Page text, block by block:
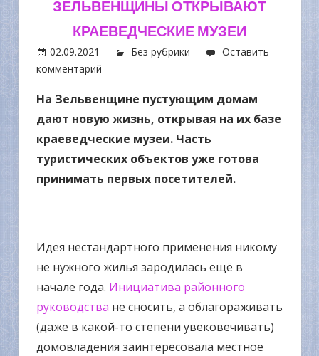
ЗЕЛЬВЕНЩИНЫ ОТКРЫВАЮТ
КРАЕВЕДЧЕСКИЕ МУЗЕИ
02.09.2021 Без рубрики
Оставить
комментарий
На Зельвенщине пустующим домам
дают новую жизнь, открывая на их базе
краеведческие музеи. Часть
туристических объектов уже готова
принимать первых посетителей.
Идея нестандартного применения никому
не нужного жилья зародилась ещё в
начале года. Инициатива районного
руководства не сносить, а облагораживать
(даже в какой-то степени увековечивать)
домовладения заинтересовала местное